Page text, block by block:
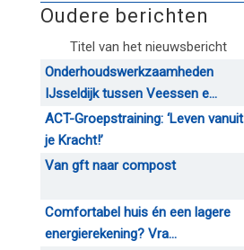
Oudere berichten
Titel van het nieuwsbericht
Onderhoudswerkzaamheden
IJsseldijk tussen Veessen e...
ACT-Groepstraining: ‘Leven vanuit
je Kracht!’
Van gft naar compost
Comfortabel huis én een lagere
energierekening? Vra...